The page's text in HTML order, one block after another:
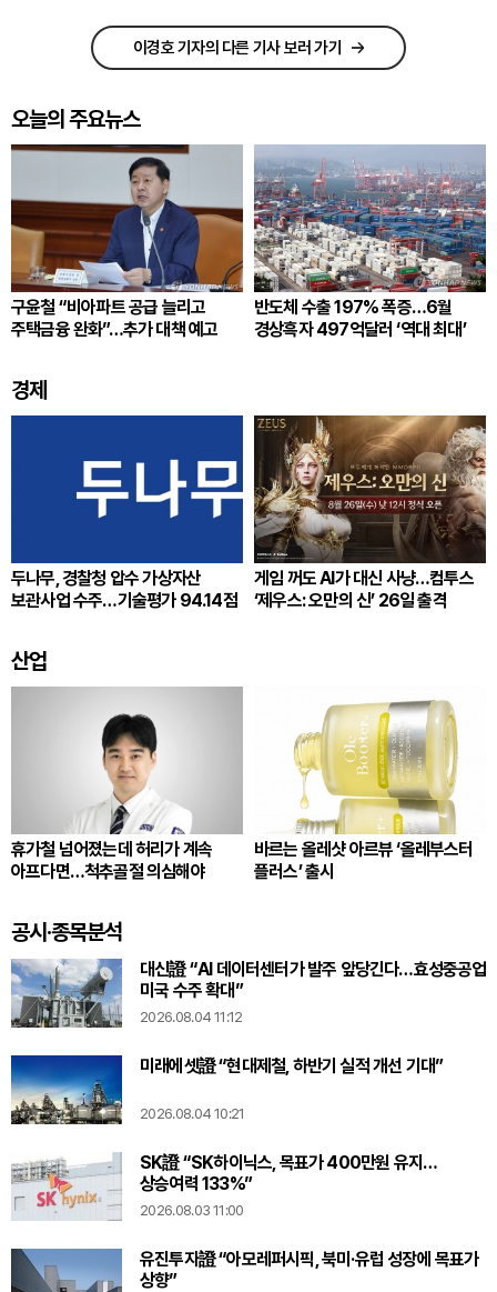
이경호 기자의 다른 기사 보러 가기
오늘의 주요뉴스
구윤철 “비아파트 공급 늘리고
주택금융 완화”…추가 대책 예고
반도체 수출 197% 폭증…6월
경상흑자 497억달러 ‘역대 최대’
경제
두나무, 경찰청 압수 가상자산
보관사업 수주…기술평가 94.14점
게임 꺼도 AI가 대신 사냥…컴투스
‘제우스: 오만의 신’ 26일 출격
산업
휴가철 넘어졌는데 허리가 계속
아프다면…척추골절 의심해야
바르는 올레샷 아르뷰 ‘올레부스터
플러스’ 출시
공시·종목분석
대신證 “AI 데이터센터가 발주 앞당긴다…효성중공업
미국 수주 확대”
2026.08.04 11:12
미래에셋證 “현대제철, 하반기 실적 개선 기대”
2026.08.04 10:21
SK證 “SK하이닉스, 목표가 400만원 유지…
상승여력 133%”
2026.08.03 11:00
유진투자證 “아모레퍼시픽, 북미·유럽 성장에 목표가
상향”